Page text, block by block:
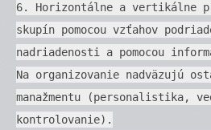
6. Horizontálne a vertikálne
skupín pomocou vzťahov
nadriadenosti a pomocou
Na organizovanie nadväzujú
manažmentu (personalistika,
kontrolovanie).